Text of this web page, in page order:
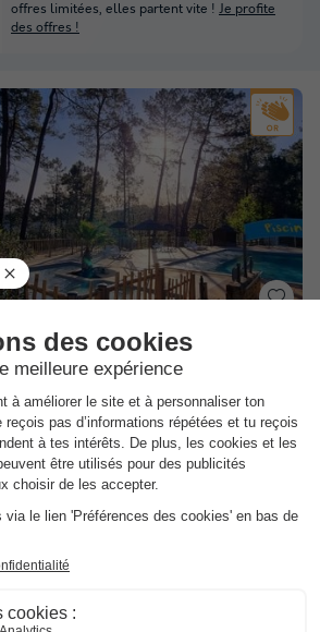
Bois Simonet ★★★★
km de Vallon Pont d'Arc) Carte
8.9 Excellent
( La Beaume)…
mais calme la nuit.
offres limitées, elles partent vite ! Je profite
des offres !